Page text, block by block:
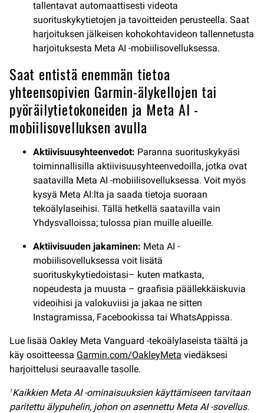
tallentavat automaattisesti videota
suorituskykytietojen ja tavoitteiden perusteella. Saat
harjoituksen jälkeisen kohokohtavideon tallennetusta
harjoituksesta Meta AI -mobiilisovelluksessa.
Saat entistä enemmän tietoa
yhteensopivien Garmin-älykellojen tai
pyöräilytietokoneiden ja Meta AI -
mobiilisovelluksen avulla
Aktiivisuusyhteenvedot: Paranna suorituskykyäsi
toiminnallisilla aktiivisuusyhteenvedoilla, jotka ovat
saatavilla Meta AI -mobiilisovelluksessa. Voit myös
kysyä Meta AI:lta ja saada tietoja suoraan
tekoälylaseihisi. Tällä hetkellä saatavilla vain
Yhdysvalloissa; tulossa pian muille alueille.
Aktiivisuuden jakaminen: Meta AI -
mobiilisovelluksessa voit lisätä
suorituskykytiedoistasi– kuten matkasta,
nopeudesta ja muusta – graafisia päällekkäiskuvia
videoihisi ja valokuviisi ja jakaa ne sitten
Instagramissa, Facebookissa tai WhatsAppissa.
Lue lisää Oakley Meta Vanguard -tekoälylaseista täältä ja
käy osoitteessa Garmin.com/OakleyMeta viedäksesi
harjoittelusi seuraavalle tasolle.
1Kaikkien Meta AI -ominaisuuksien käyttämiseen tarvitaan
paritettu älypuhelin, johon on asennettu Meta AI -sovellus.